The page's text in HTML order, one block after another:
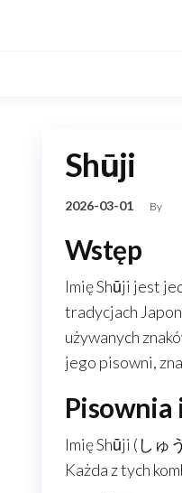
Shūji
2026-03-01 By
Wstęp
Imię Shūji jest
tradycjach
używanych
jego pisowni,
Pisownia
Imię Shūji (しゅ
Każda z tych